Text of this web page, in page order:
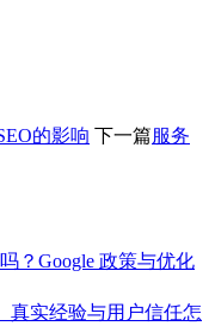
的影响 下一篇服务
？Google 政策与优化
真实经验与用户信任怎